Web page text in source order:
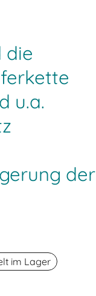
die
u.a.
der
im Lager